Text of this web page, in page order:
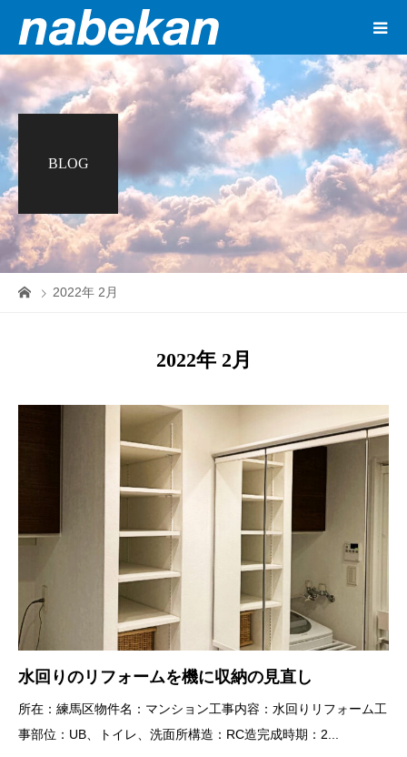
BLOG
2022年 2月
2022年 2月
水回りのリフォームを機に収納の見直し
所在：練馬区物件名：マンション工事内容：水回りリフォーム工
事部位：UB、トイレ、洗面所構造：RC造完成時期：2...